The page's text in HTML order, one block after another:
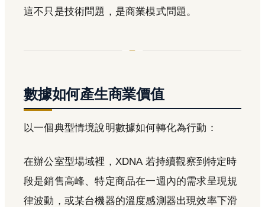
這不只是技術問題，是商業模式問題。
數據如何產生商業價值
以一個典型情境說明數據如何轉化為行動：
在辦公室型場域裡，XDNA 若持續觀察到特定時
段是銷售高峰、特定商品在一週內的需求呈現規
律波動，或某台機器的溫度感測器出現效率下滑